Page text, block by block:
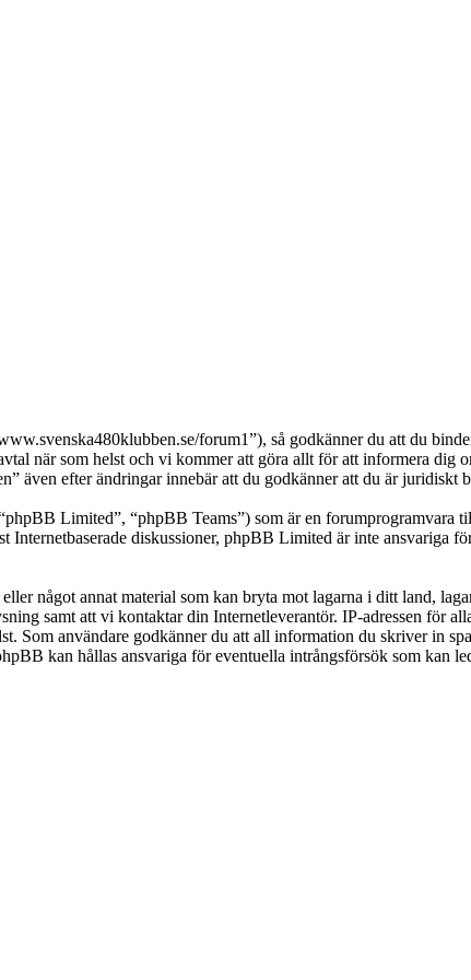
forum1”), så godkänner du att du
när som helst och vi kommer att göra allt för att informera dig
även efter ändringar innebär att du godkänner att du är juridiskt
Limited”, “phpBB Teams”) som är en forumprogramvara
Internetbaserade diskussioner, phpBB Limited är inte ansvariga
något annat material som kan bryta mot lagarna i ditt land,
samt att vi kontaktar din Internetleverantör. IP-adressen för
Som användare godkänner du att all information du skriver in
kan hållas ansvariga för eventuella intrångsförsök som kan